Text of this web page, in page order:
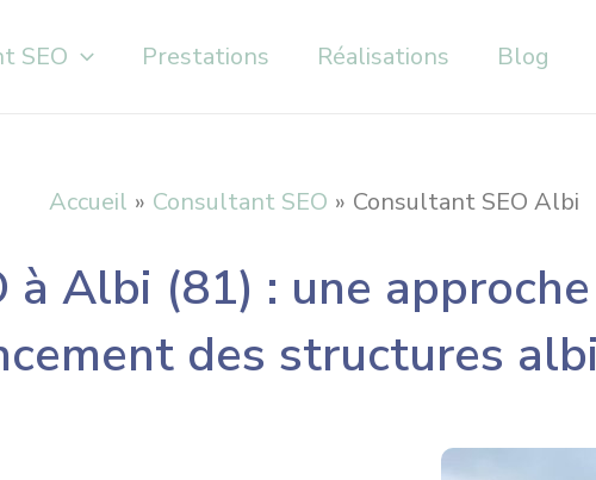
SEO Prestations Réalisations Blog
Accueil Consultant SEO Consultant SEO Albi
à Albi (81) : une
des structures